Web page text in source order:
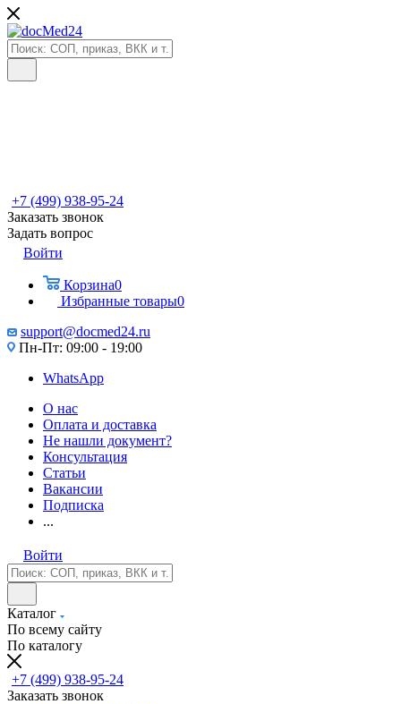
+7 (499) 938-95-24
Заказать звонок
Задать вопрос
Войти
Корзина0
Избранные товары0
support@docmed24.ru
Пн-Пт: 09:00 - 19:00
WhatsApp
О нас
Оплата и доставка
Не нашли документ?
Консультация
Статьи
Вакансии
Подписка
...
Войти
Каталог
По всему сайту
По каталогу
+7 (499) 938-95-24
Заказать звонок